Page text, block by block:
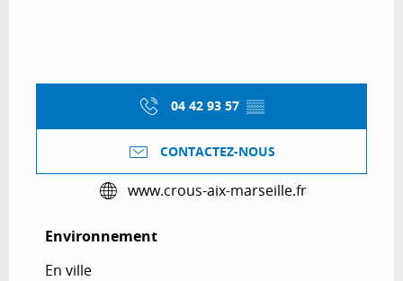
04 42 93 57 ▒▒
CONTACTEZ-NOUS
www.crous-aix-marseille.fr
Environnement
Environnement
En ville